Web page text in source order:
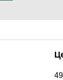
(151)